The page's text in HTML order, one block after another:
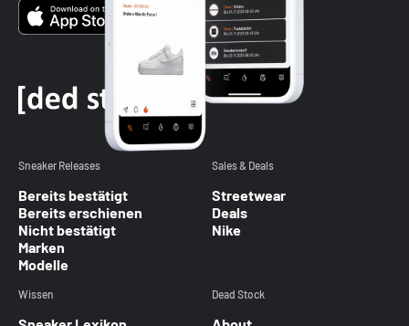
Sneaker Releases
Bereits bestätigt
Bereits erschienen
Nicht bestätigt
Marken
Modelle
Sales & Deals
Streetwear
Deals
Nike
Wissen Dead Stock